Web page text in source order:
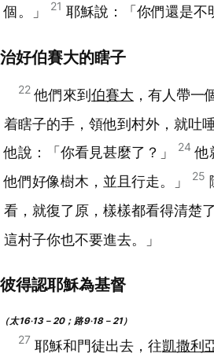
個。」
21 耶穌說：「你們還是不
治好伯賽大的瞎子
22 他們來到 伯賽大 ，有人帶一
着瞎子的手，領他到村外，就吐
他說：「你看見甚麼了？」
24 他
他們好像樹木，並且行走。」
25
看，就復了原，樣樣都看得清楚
這村子你也不要進去。」
彼得認耶穌為基督
（太16‧13－20；路9‧18－21）
27 耶穌和門徒出去，往凱撒利